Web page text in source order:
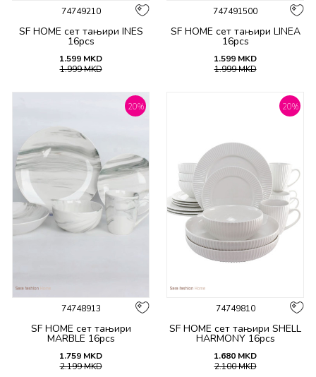
74749210
SF HOME сет тањири INES
16pcs
1.599 MKD
1.999MKD
747491500
SF HOME сет тањири LINEA
16pcs
1.599 MKD
1.999MKD
20%
74748913
SF HOME сет тањири
MARBLE 16pcs
1.759 MKD
2.199MKD
20%
74749810
SF HOME сет тањири SHELL
HARMONY 16pcs
1.680 MKD
2.100MKD